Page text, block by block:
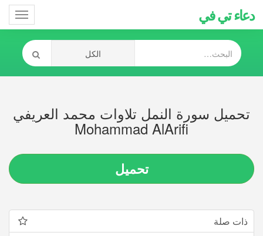
دعاء تي في
تحميل سورة النمل تلاوات محمد العريفي
Mohammad AlArifi
تحميل
ذات صلة